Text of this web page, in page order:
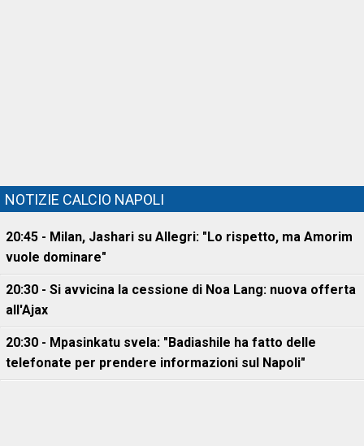
NOTIZIE CALCIO NAPOLI
20:45 - Milan, Jashari su Allegri: "Lo rispetto, ma Amorim
vuole dominare"
20:30 - Si avvicina la cessione di Noa Lang: nuova offerta
all'Ajax
20:30 - Mpasinkatu svela: "Badiashile ha fatto delle
telefonate per prendere informazioni sul Napoli"